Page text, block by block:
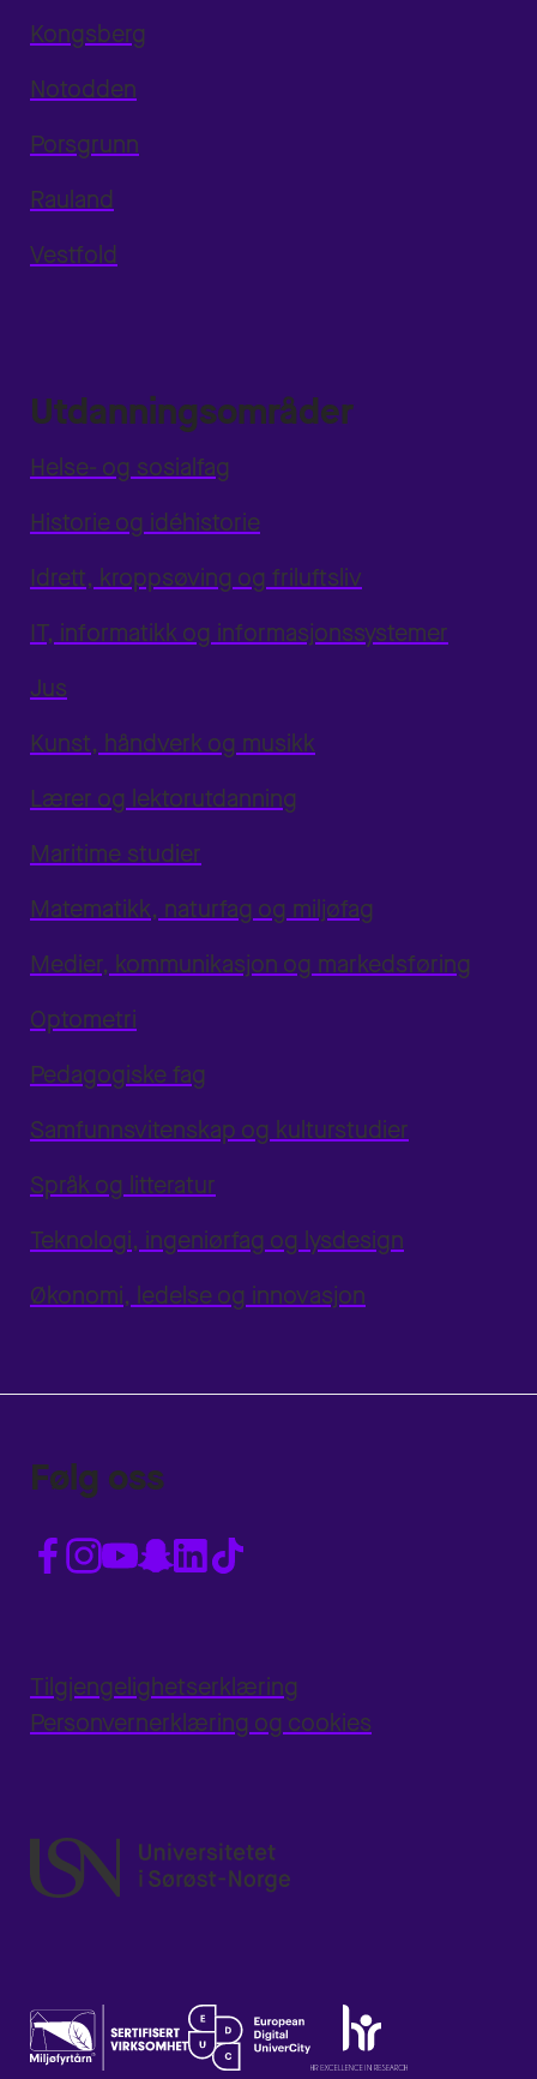
Kongsberg
Notodden
Porsgrunn
Rauland
Vestfold
Utdanningsområder
Helse- og sosialfag
Historie og idéhistorie
Idrett, kroppsøving og friluftsliv
IT, informatikk og informasjonssystemer
Jus
Kunst, håndverk og musikk
Lærer og lektorutdanning
Maritime studier
Matematikk, naturfag og miljøfag
Medier, kommunikasjon og markedsføring
Optometri
Pedagogiske fag
Samfunnsvitenskap og kulturstudier
Språk og litteratur
Teknologi, ingeniørfag og lysdesign
Økonomi, ledelse og innovasjon
Følg oss
Tilgjengelighetserklæring
Personvernerklæring og cookies